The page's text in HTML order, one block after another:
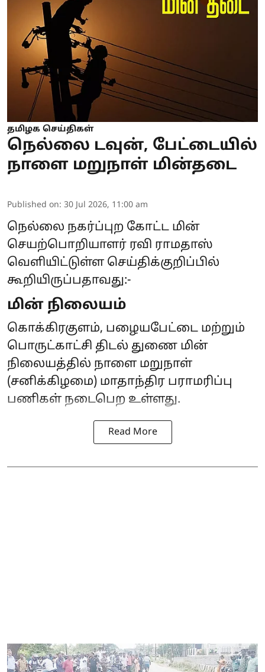
தமிழக செய்திகள்
நெல்லை டவுன், பேட்டையில்
நாளை மறுநாள் மின்தடை
Published on: 30 Jul 2026, 11:00 am
நெல்லை நகர்ப்புற கோட்ட மின்
செயற்பொறியாளர் ரவி ராமதாஸ்
வெளியிட்டுள்ள செய்திக்குறிப்பில்
கூறியிருப்பதாவது:-
மின் நிலையம்
கொக்கிரகுளம், பழையபேட்டை மற்றும்
பொருட்காட்சி திடல் துணை மின்
நிலையத்தில் நாளை மறுநாள்
(சனிக்கிழமை) மாதாந்திர பராமரிப்பு
பணிகள் நடைபெற உள்ளது.
Read More